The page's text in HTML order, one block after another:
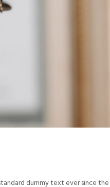
dummy text ever since the